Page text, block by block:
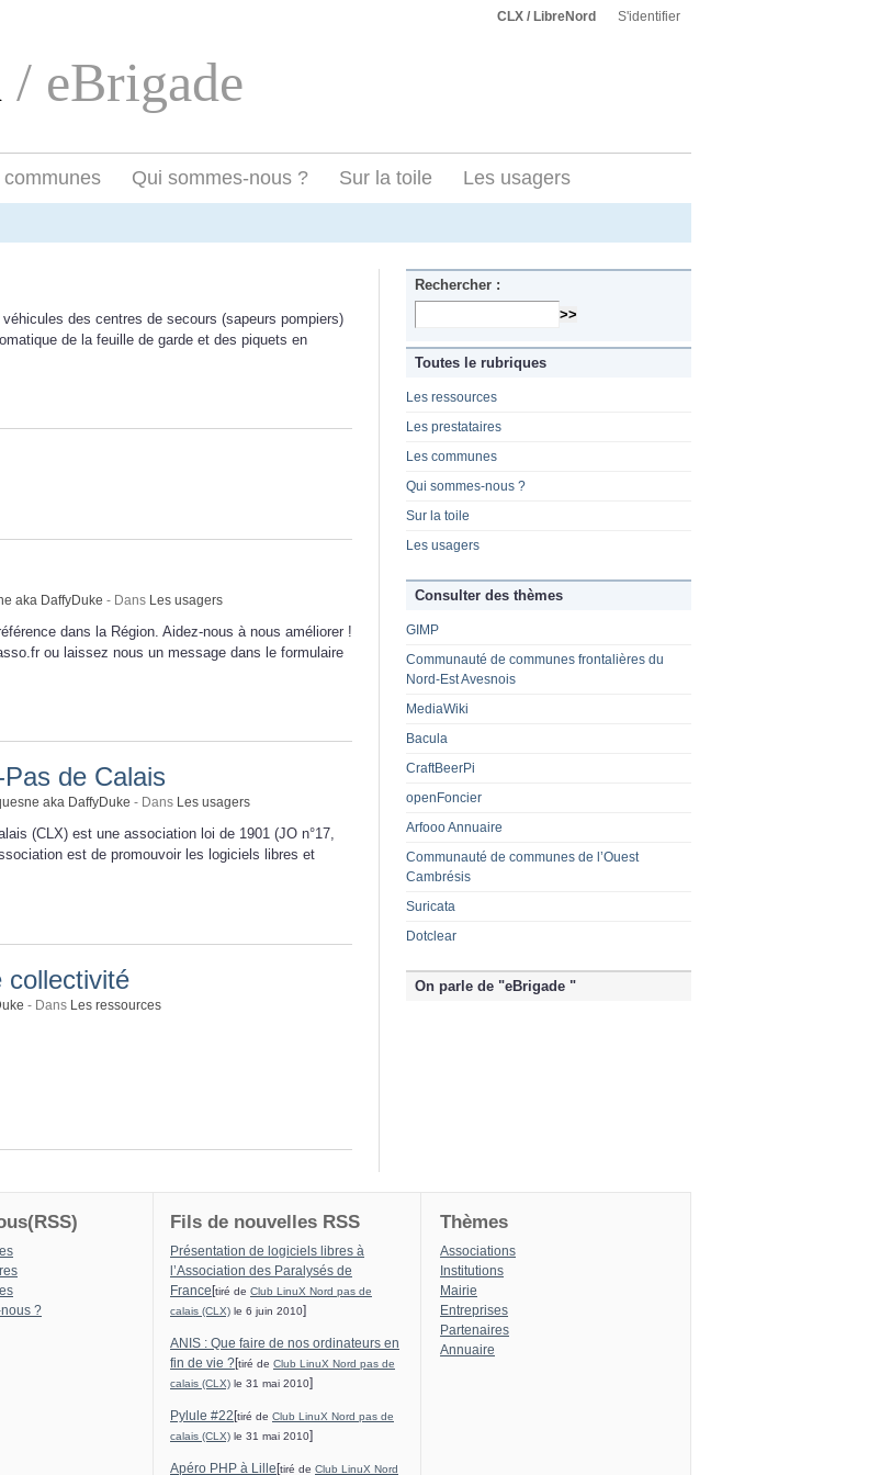
CLX / LibreNord S'identifier
/ eBrigade
communes Qui sommes-nous ? Sur la toile Les usagers
des centres de secours (sapeurs pompiers)
de la feuille de garde et des piquets en
aka DaffyDuke - Dans Les usagers
dans la Région. Aidez-nous à nous améliorer !
ou laissez nous un message dans le formulaire
de Calais
aka DaffyDuke - Dans Les usagers
(CLX) est une association loi de 1901 (JO n°17,
est de promouvoir les logiciels libres et
collectivité
- Dans Les ressources
Rechercher :
Toutes le rubriques
Les ressources
Les prestataires
Les communes
Qui sommes-nous ?
Sur la toile
Les usagers
Consulter des thèmes
GIMP
Communauté de communes frontalières du
Nord-Est Avesnois
MediaWiki
Bacula
CraftBeerPi
openFoncier
Arfooo Annuaire
Communauté de communes de l’Ouest
Cambrésis
Suricata
Dotclear
On parle de "eBrigade "
?
Fils de nouvelles RSS
Présentation de logiciels libres à
l’Association des Paralysés de
France[tiré de Club LinuX Nord pas de
calais (CLX) le 6 juin 2010]
ANIS : Que faire de nos ordinateurs en
fin de vie ?[tiré de Club LinuX Nord pas de
calais (CLX) le 31 mai 2010]
Pylule #22[tiré de Club LinuX Nord pas de
calais (CLX) le 31 mai 2010]
Apéro PHP à Lille[tiré de Club LinuX Nord
Thèmes
Associations
Institutions
Mairie
Entreprises
Partenaires
Annuaire